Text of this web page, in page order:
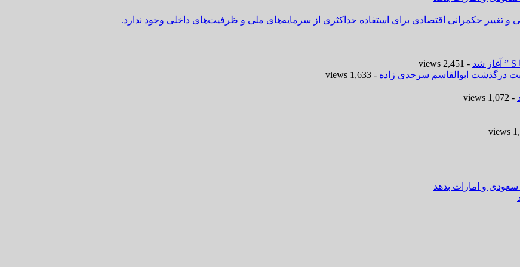
تغییر حکمرانی اقتصادی برای استفاده حداکثری از سرمایه‌های ملی و ظرفیت‌های داخلی وجود ندارد.
- 2,451 views
درگذشت ابوالقاسم سرحدی زاده - 1,633 views
- 1,072 views
سعودی و امارات بدهد